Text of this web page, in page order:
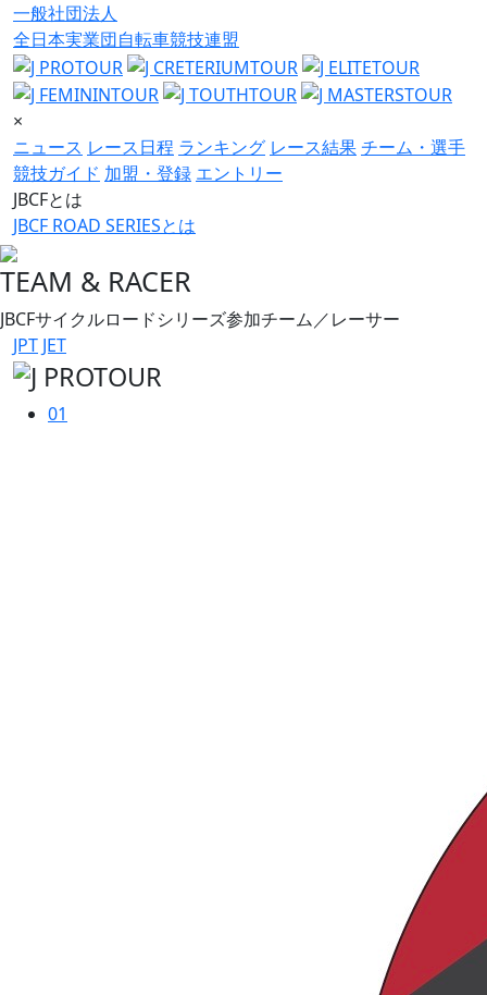
一般社団法人
全日本実業団自転車競技連盟
×
ニュース レース日程 ランキング レース結果チーム・選手
競技ガイド 加盟・登録 エントリー
JBCFとは
JBCF ROAD SERIESとは
TEAM & RACER
JBCFサイクルロードシリーズ参加チーム／レーサー
JPT JET
01